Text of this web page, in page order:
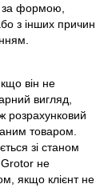
за формою,
з інших причин
він не
вигляд,
розрахунковий
товаром.
зі станом
Grotor не
якщо клієнт не